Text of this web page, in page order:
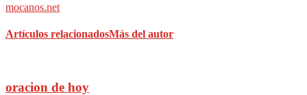
mocanos.net
Artículos relacionadosMás del autor
oracion de hoy